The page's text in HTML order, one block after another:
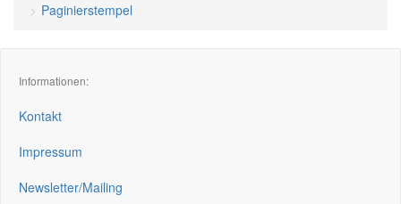
Paginierstempel
Informationen:
Kontakt
Impressum
Newsletter/Mailing